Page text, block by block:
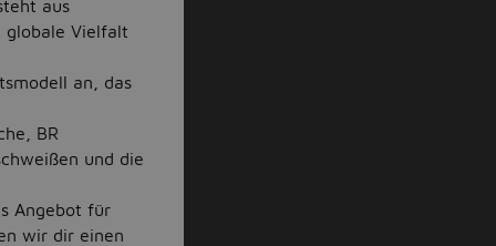
aus
globale Vielfalt
an, das
BR
und die
Angebot für
wir dir einen